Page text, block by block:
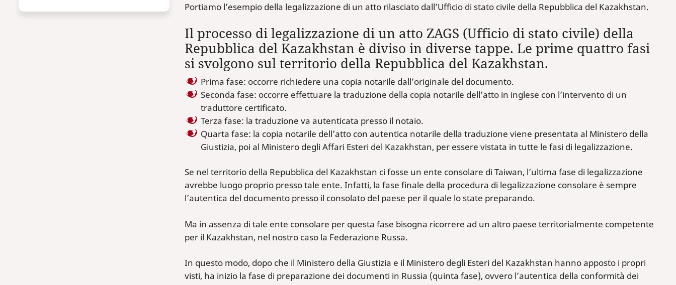
Portiamo l’esempio della legalizzazione di un atto rilasciato dall’Ufficio di stato civile della Repubblica del Kazakhstan.
Il processo di legalizzazione di un atto ZAGS (Ufficio di stato civile) della
Repubblica del Kazakhstan è diviso in diverse tappe. Le prime quattro fasi
si svolgono sul territorio della Repubblica del Kazakhstan.
Prima fase: occorre richiedere una copia notarile dall’originale del documento.
Seconda fase: occorre effettuare la traduzione della copia notarile dell’atto in inglese con l’intervento di un
traduttore certificato.
Terza fase: la traduzione va autenticata presso il notaio.
Quarta fase: la copia notarile dell’atto con autentica notarile della traduzione viene presentata al Ministero della
Giustizia, poi al Ministero degli Affari Esteri del Kazakhstan, per essere vistata in tutte le fasi di legalizzazione.
Se nel territorio della Repubblica del Kazakhstan ci fosse un ente consolare di Taiwan, l’ultima fase di legalizzazione
avrebbe luogo proprio presso tale ente. Infatti, la fase finale della procedura di legalizzazione consolare è sempre
l’autentica del documento presso il consolato del paese per il quale lo state preparando.
Ma in assenza di tale ente consolare per questa fase bisogna ricorrere ad un altro paese territorialmente competente
per il Kazakhstan, nel nostro caso la Federazione Russa.
In questo modo, dopo che il Ministero della Giustizia e il Ministero degli Esteri del Kazakhstan hanno apposto i propri
visti, ha inizio la fase di preparazione dei documenti in Russia (quinta fase), ovvero l’autentica della conformità dei